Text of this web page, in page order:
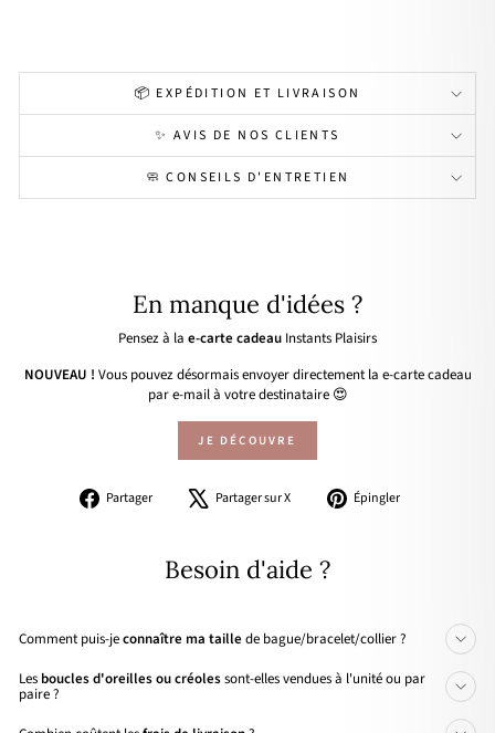
📦 EXPÉDITION ET LIVRAISON
✨ AVIS DE NOS CLIENTS
🧼 CONSEILS D'ENTRETIEN
En manque d'idées ?
Pensez à la e-carte cadeau Instants Plaisirs
NOUVEAU ! Vous pouvez désormais envoyer directement la e-carte cadeau
par e-mail à votre destinataire 😍
JE DÉCOUVRE
Partager
PartagerPartager sur X
Tweeter Épingler
Besoin d'aide ?
Comment puis-jeconnaître ma taille de bague/bracelet/collier ?
Les boucles d'oreilles ou créolessont-elles vendues à l'unité ou par
paire ?